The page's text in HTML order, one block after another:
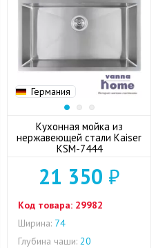
Германия
Кухонная мойка из
нержавеющей стали Kaiser
KSM-7444
21 350 ₽
Код товара: 29982
Ширина: 74
Глубина чаши: 20